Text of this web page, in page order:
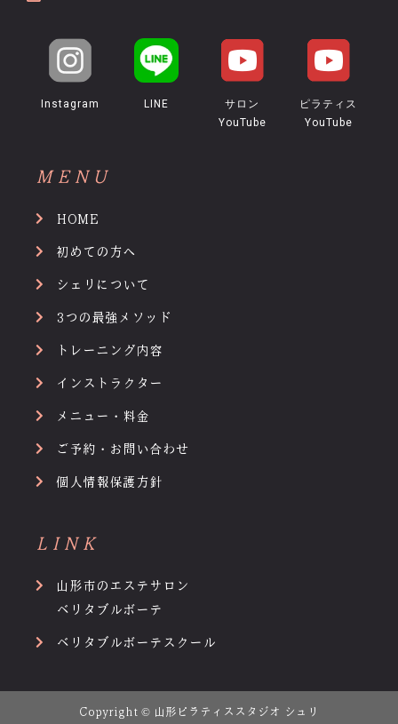
Instagram LINE
サロン
YouTube
ピラティス
YouTube
MENU
HOME
初めての方へ
シェリについて
3つの最強メソッド
トレーニング内容
インストラクター
メニュー・料金
ご予約・お問い合わせ
個人情報保護方針
LINK
山形市のエステサロン
ベリタブルボーテ
ベリタブルボーテスクール
Copyright © 山形ピラティススタジオ シュリ